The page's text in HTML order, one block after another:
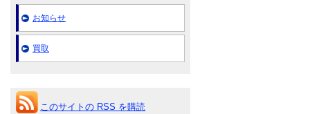
お知らせ
買取
このサイトの RSS を購読